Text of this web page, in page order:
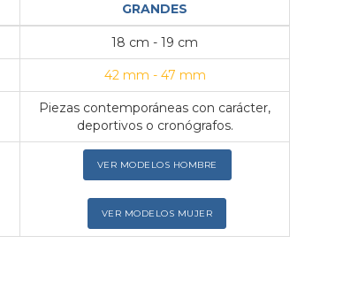
GRANDES
18 cm - 19 cm
42 mm - 47 mm
Piezas contemporáneas con carácter,
deportivos o cronógrafos.
VER MODELOS HOMBRE
VER MODELOS MUJER